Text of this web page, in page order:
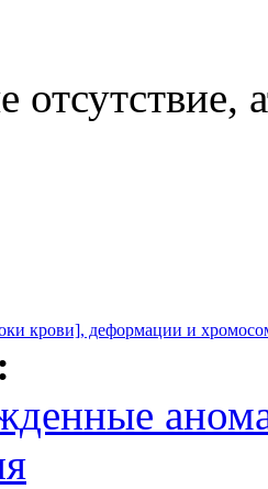
крови], деформации и